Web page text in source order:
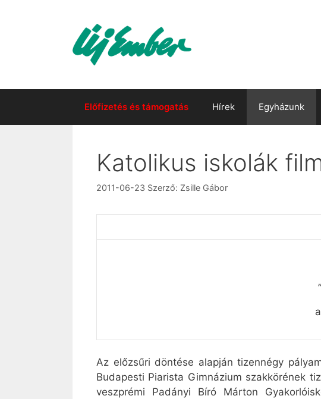
Előfizetés és támogatás Hírek Egyházunk
Katolikus iskolák
2011-06-23 Szerző: Zsille Gábor
Az előzsűri döntése alapján tizennégy
Budapesti Piarista Gimnázium szakkörének
veszprémi Padányi Bíró Márton